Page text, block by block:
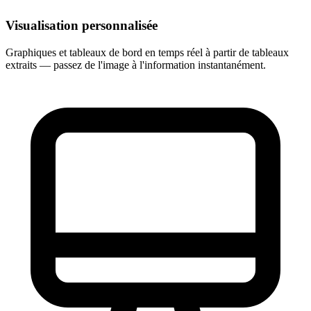
Visualisation personnalisée
Graphiques et tableaux de bord en temps réel à partir de tableaux
extraits — passez de l'image à l'information instantanément.